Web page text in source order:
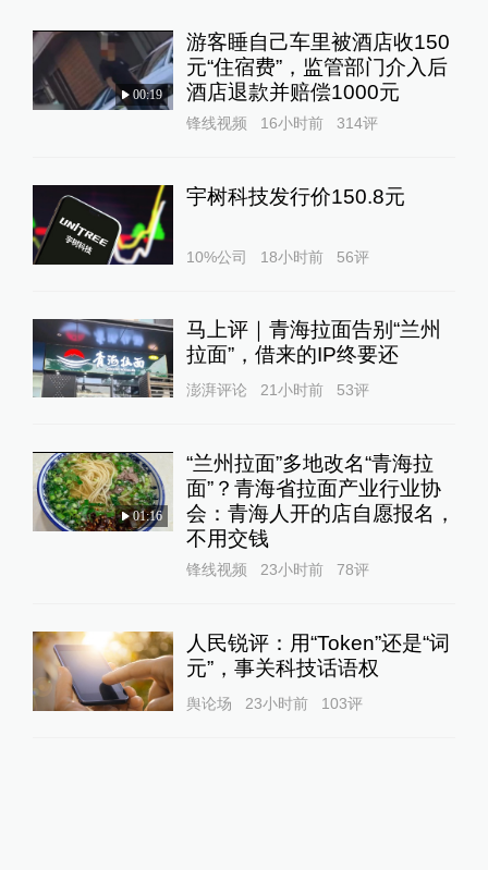
00:19
游客睡自己车里被酒店收150
元“住宿费”，监管部门介入后
酒店退款并赔偿1000元
锋线视频 16小时前 314评
宇树科技发行价150.8元
10%公司 18小时前 56评
马上评｜青海拉面告别“兰州
拉面”，借来的IP终要还
澎湃评论 21小时前 53评
01:16
“兰州拉面”多地改名“青海拉
面”？青海省拉面产业行业协
会：青海人开的店自愿报名，
不用交钱
锋线视频 23小时前 78评
人民锐评：用“Token”还是“词
元”，事关科技话语权
舆论场 23小时前 103评